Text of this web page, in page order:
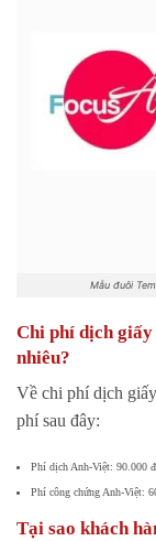
Mẫu đuôi
Chi phí dịch
nhiêu?
Về chi phí dịch
phí sau đây:
Phí dịch Anh-Việt: 90.000
Phí công chứng Anh-Việt:
Tại sao khách